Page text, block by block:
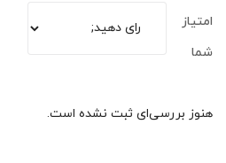
امتیاز
شما
هنوز بررسی‌ای ثبت نشده است.